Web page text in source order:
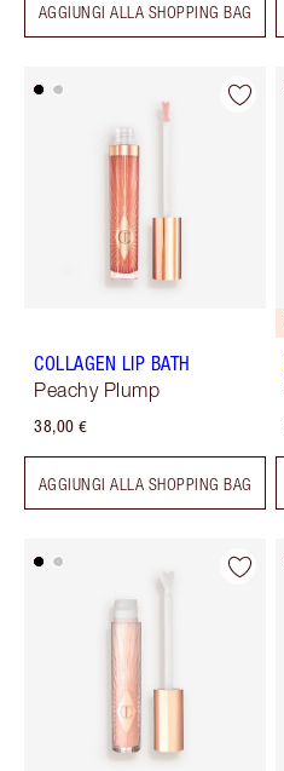
AGGIUNGI ALLA SHOPPING BAG
COLLAGEN LIP BATH
Peachy Plump
38,00 €
AGGIUNGI ALLA SHOPPING BAG